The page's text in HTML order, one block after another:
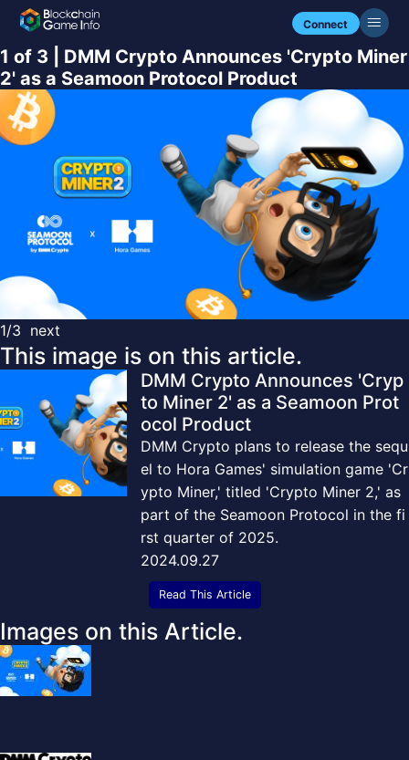
Connect
1 of 3 | DMM Crypto Announces 'Crypto Miner
2' as a Seamoon Protocol Product
1/3 next
This image is on this article.
DMM Crypto Announces 'Cryp
to Miner 2' as a Seamoon Prot
ocol Product
DMM Crypto plans to release the sequ
el to Hora Games' simulation game 'Cr
ypto Miner,' titled 'Crypto Miner 2,' as
part of the Seamoon Protocol in the fi
rst quarter of 2025.
2024.09.27
Read This Article
Images on this Article.